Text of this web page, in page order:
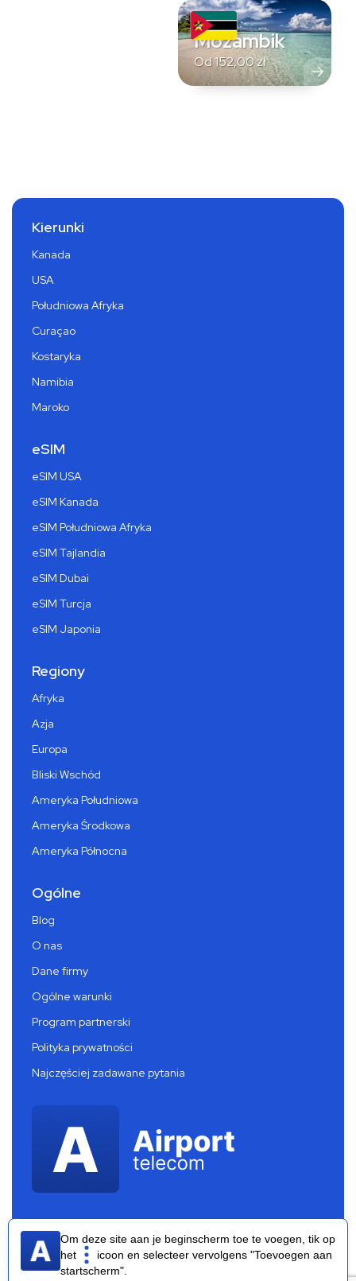
Mozambik
Od152,00zł
Kierunki
Kanada
USA
Południowa Afryka
Curaçao
Kostaryka
Namibia
Maroko
eSIM
eSIM USA
eSIM Kanada
eSIM Południowa Afryka
eSIM Tajlandia
eSIM Dubai
eSIM Turcja
eSIM Japonia
Regiony
Afryka
Azja
Europa
Bliski Wschód
Ameryka Południowa
Ameryka Środkowa
Ameryka Północna
Ogólne
Blog
O nas
Dane firmy
Ogólne warunki
Program partnerski
Polityka prywatności
Najczęściej zadawane pytania
Airport Telecom 2026 ®
Om deze site aan je beginscherm toe te voegen, tik op
het
icoon en selecteer vervolgens "Toevoegen aan
startscherm".